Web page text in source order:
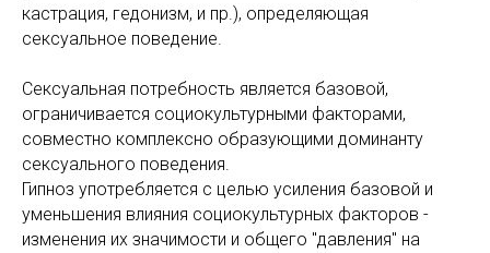
кастрация, гедонизм, и пр.), определяющая
сексуальное поведение.
Сексуальная потребность является базовой,
ограничивается социокультурными факторами,
совместно комплексно образующими доминанту
сексуального поведения.
Гипноз употребляется с целью усиления базовой и
уменьшения влияния социокультурных факторов -
изменения их значимости и общего "давления" на